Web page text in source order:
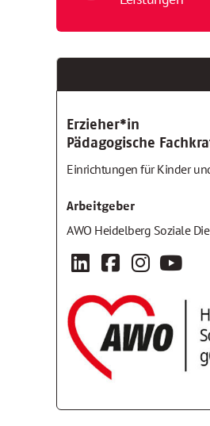
Erzieher*in
Pädagogische
Einrichtungen für Kinder
Arbeitgeber
AWO Heidelberg Soziale